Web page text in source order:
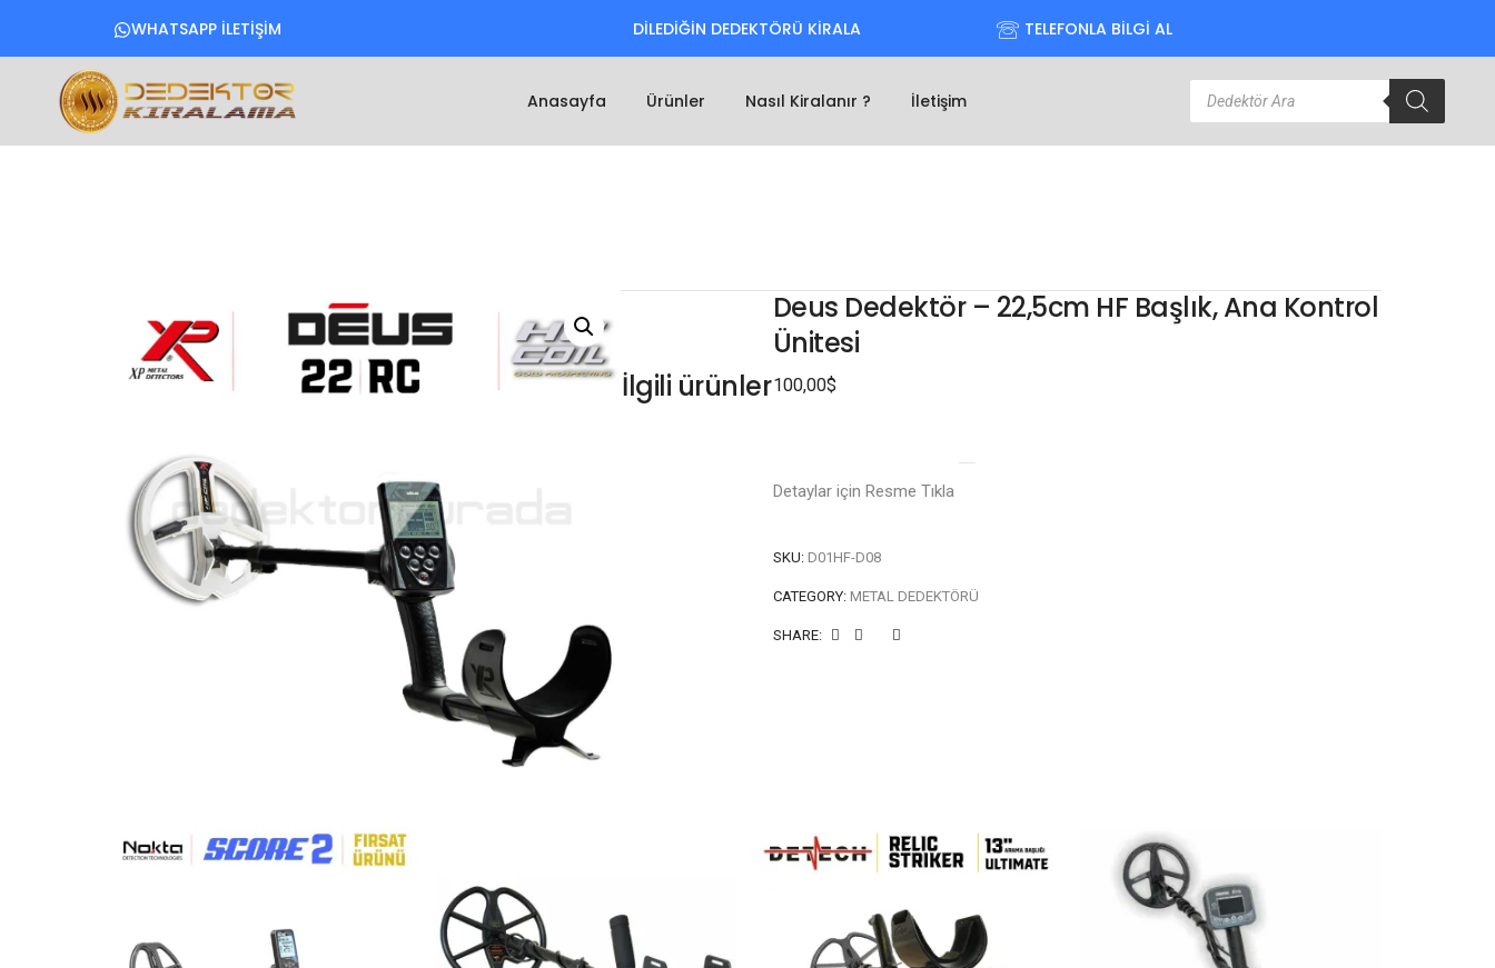
WHATSAPP İLETİŞİM DİLEDİĞİN DEDEKTÖRÜ KİRALA TELEFONLA BİLGİ AL
Anasayfa Ürünler Nasıl Kiralanır ? İletişim
Deus Dedektör – 22,5cm HF Başlık, Ana Kontrol
Ünitesi
100,00$
Detaylar için Resme Tıkla
SKU: D01HF-D08
CATEGORY: METAL DEDEKTÖRÜ
SHARE:
İlgili ürünler